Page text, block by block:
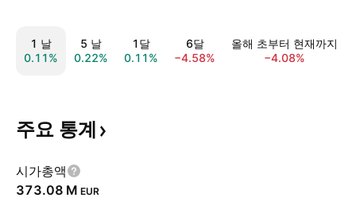
1 날
0.11%
5 날
0.22%
1달
0.11%
6달
−4.58%
올해 초부터 현재까지
−4.08%
주요 통계
시가총액
‪373.08 M‬ EUR